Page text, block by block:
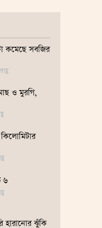
কমেছে সবজির
ও মুরগি,
৬
হারানোর ঝুঁকি